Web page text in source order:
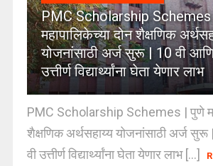
PMC Scholarship
महापालिकेच्या दोन शैक्षणिक
योजनांसाठी अर्ज सुरू | 10 वी
उत्तीर्ण विद्यार्थ्यांना घेता येणार लाभ
PMC Scholarship Schemes | पुणे
शैक्षणिक अर्थसहाय्य योजनांसाठी अर्ज
वी उत्तीर्ण विद्यार्थ्यांना घेता येणार लाभ [...]